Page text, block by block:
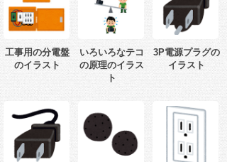
工事用の分電盤
のイラスト
いろいろなテコ
の原理のイラス
ト
3P電源プラグの
イラスト